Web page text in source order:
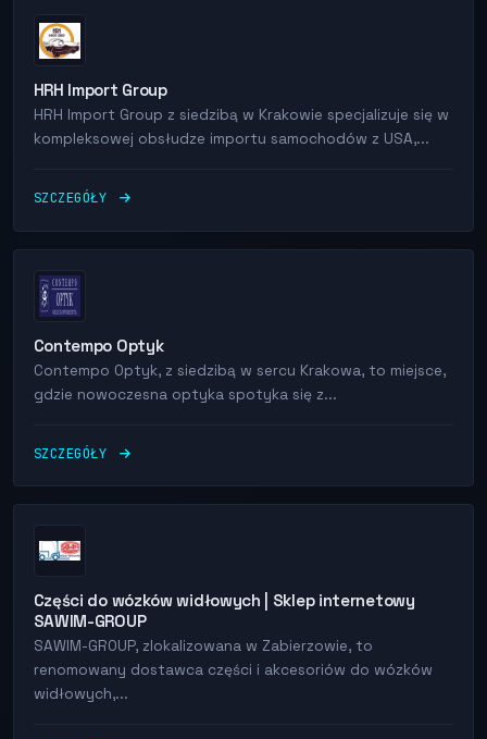
HRH Import Group
HRH Import Group z siedzibą w Krakowie specjalizuje się w
kompleksowej obsłudze importu samochodów z USA,...
SZCZEGÓŁY
Contempo Optyk
Contempo Optyk, z siedzibą w sercu Krakowa, to miejsce,
gdzie nowoczesna optyka spotyka się z...
SZCZEGÓŁY
Części do wózków widłowych | Sklep internetowy
SAWIM-GROUP
SAWIM-GROUP, zlokalizowana w Zabierzowie, to
renomowany dostawca części i akcesoriów do wózków
widłowych,...